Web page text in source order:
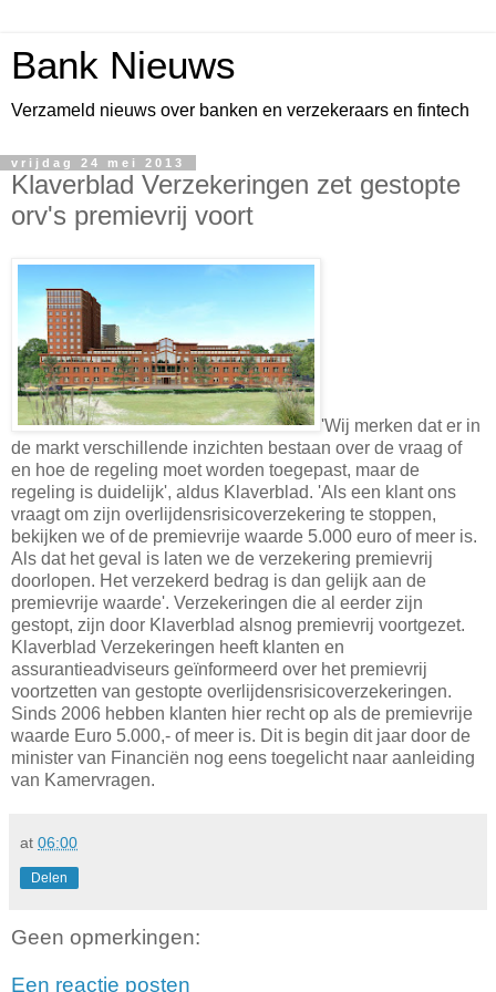
Bank Nieuws
Verzameld nieuws over banken en verzekeraars en fintech
vrijdag 24 mei 2013
Klaverblad Verzekeringen zet gestopte
orv's premievrij voort
'Wij merken dat er in
de markt verschillende inzichten bestaan over de vraag of
en hoe de regeling moet worden toegepast, maar de
regeling is duidelijk', aldus Klaverblad. 'Als een klant ons
vraagt om zijn overlijdensrisicoverzekering te stoppen,
bekijken we of de premievrije waarde 5.000 euro of meer is.
Als dat het geval is laten we de verzekering premievrij
doorlopen. Het verzekerd bedrag is dan gelijk aan de
premievrije waarde'. Verzekeringen die al eerder zijn
gestopt, zijn door Klaverblad alsnog premievrij voortgezet.
Klaverblad Verzekeringen heeft klanten en
assurantieadviseurs geïnformeerd over het premievrij
voortzetten van gestopte overlijdensrisicoverzekeringen.
Sinds 2006 hebben klanten hier recht op als de premievrije
waarde Euro 5.000,- of meer is. Dit is begin dit jaar door de
minister van Financiën nog eens toegelicht naar aanleiding
van Kamervragen.
at 06:00
Delen
Geen opmerkingen:
Een reactie posten